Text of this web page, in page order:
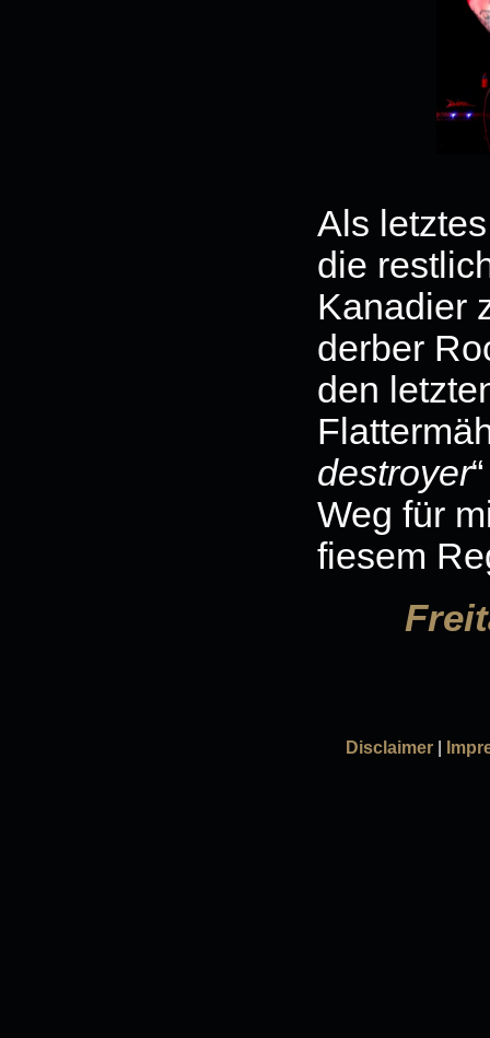
Als
die
Kanadier
derber
den
destroyer
Weg für
fiesem
Disclaimer|